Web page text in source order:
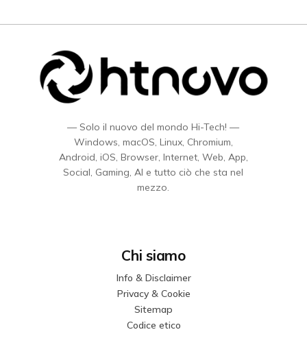
— Solo il nuovo del mondo Hi-Tech! —
Windows, macOS, Linux, Chromium,
Android, iOS, Browser, Internet, Web, App,
Social, Gaming, AI e tutto ciò che sta nel
mezzo.
Chi siamo
Info & Disclaimer
Privacy & Cookie
Sitemap
Codice etico